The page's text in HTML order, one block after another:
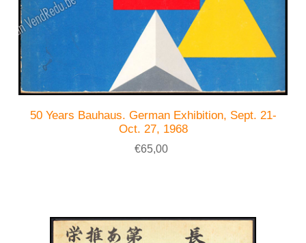
50 Years Bauhaus. German Exhibition, Sept. 21-
Oct. 27, 1968
€65,00